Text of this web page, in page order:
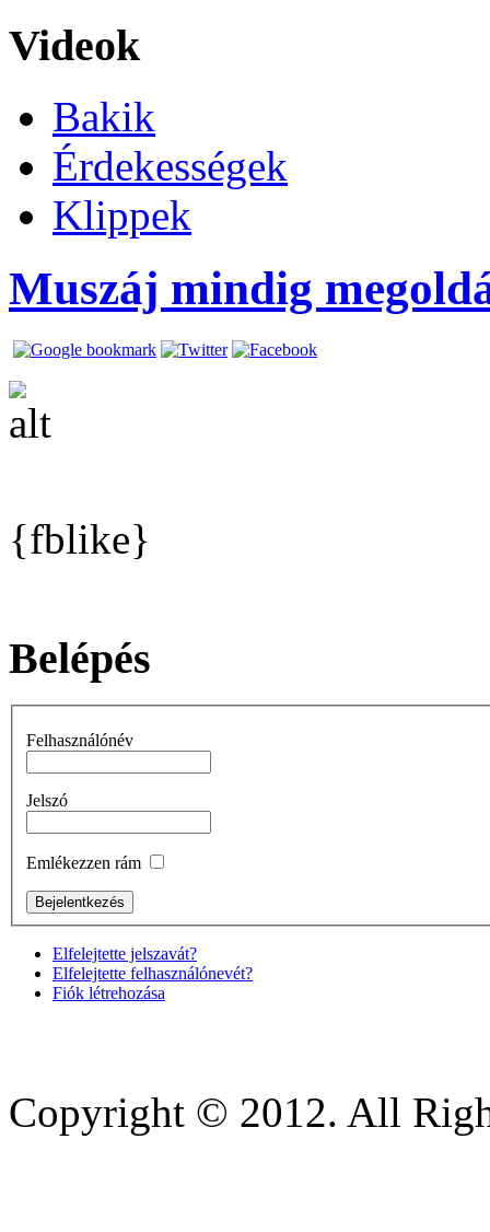
Videok
Bakik
Érdekességek
Klippek
Muszáj mindig
{fblike}
Belépés
Felhasználónév
Jelszó
Emlékezzen rám
Elfelejtette jelszavát?
Elfelejtette felhasználónevét?
Fiók létrehozása
Copyright © 2012. All